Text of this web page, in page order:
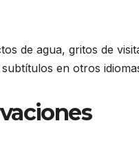
de agua, gritos de
en otros